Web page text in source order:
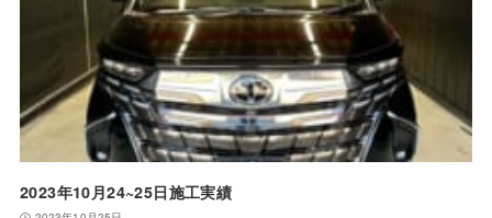
2023年10月24~25日施工実績